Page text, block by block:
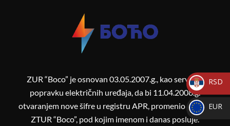
ZUR “Boco” je osnovan 03.05.2007.g., kao servis za
popravku električnih uređaja, da bi 11.04.2008.g.
otvaranjem nove šifre u registru APR, promenio naziv u
ZTUR “Boco”, pod kojim imenom i danas posluje.
_
RSD
RSD
_
EUR